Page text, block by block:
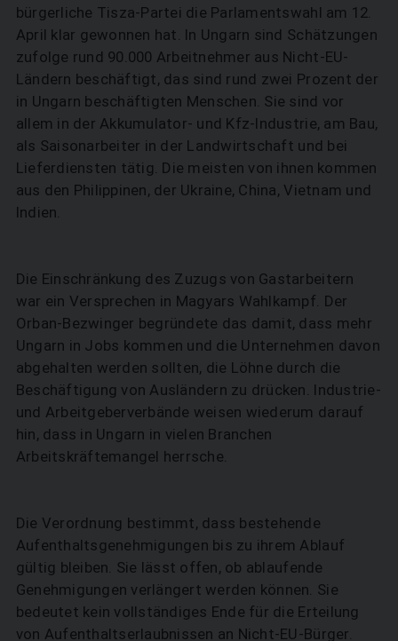
bürgerliche Tisza-Partei die Parlamentswahl am 12.
April klar gewonnen hat. In Ungarn sind Schätzungen
zufolge rund 90.000 Arbeitnehmer aus Nicht-EU-
Ländern beschäftigt, das sind rund zwei Prozent der
in Ungarn beschäftigten Menschen. Sie sind vor
allem in der Akkumulator- und Kfz-Industrie, am Bau,
als Saisonarbeiter in der Landwirtschaft und bei
Lieferdiensten tätig. Die meisten von ihnen kommen
aus den Philippinen, der Ukraine, China, Vietnam und
Indien.
Die Einschränkung des Zuzugs von Gastarbeitern
war ein Versprechen in Magyars Wahlkampf. Der
Orban-Bezwinger begründete das damit, dass mehr
Ungarn in Jobs kommen und die Unternehmen davon
abgehalten werden sollten, die Löhne durch die
Beschäftigung von Ausländern zu drücken. Industrie-
und Arbeitgeberverbände weisen wiederum darauf
hin, dass in Ungarn in vielen Branchen
Arbeitskräftemangel herrsche.
Die Verordnung bestimmt, dass bestehende
Aufenthaltsgenehmigungen bis zu ihrem Ablauf
gültig bleiben. Sie lässt offen, ob ablaufende
Genehmigungen verlängert werden können. Sie
bedeutet kein vollständiges Ende für die Erteilung
von Aufenthaltserlaubnissen an Nicht-EU-Bürger.
SUCHEN